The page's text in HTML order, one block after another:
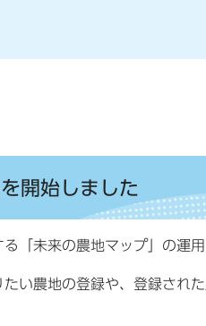
開始しました
「未来の農地マップ」の運用
い農地の登録や、登録され